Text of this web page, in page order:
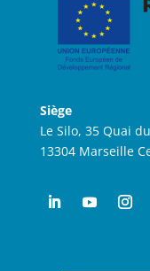
Siège
Le Silo, 35 Quai
13304 Marseille